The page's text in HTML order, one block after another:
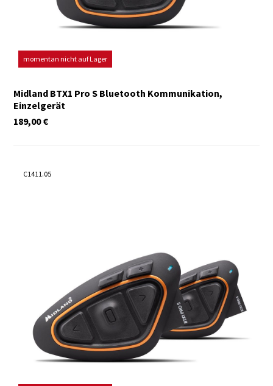
momentan nicht auf Lager
Midland BTX1 Pro S Bluetooth Kommunikation,
Einzelgerät
€
189,00
C1411.05